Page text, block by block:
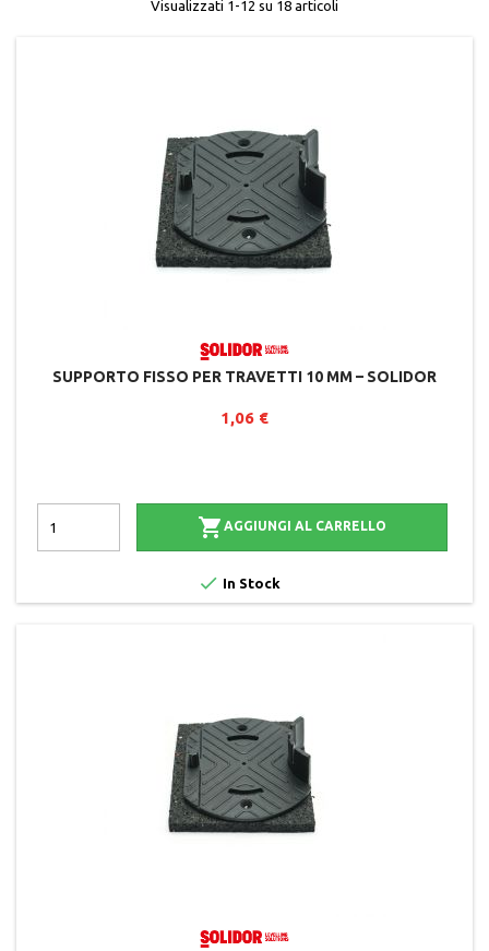
Visualizzati 1-12 su 18 articoli
SUPPORTO FISSO PER TRAVETTI 10 MM – SOLIDOR
1,06 €
 AGGIUNGI AL CARRELLO
 In Stock